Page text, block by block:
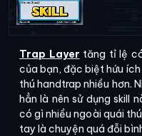
Trap Layer tăng tỉ lệ
của bạn, đặc biệt hứu
thú handtrap nhiều hơn.
hẳn là nên sử dụng skill
có gì nhiều ngoài quái
tay là chuyện quá đỗi